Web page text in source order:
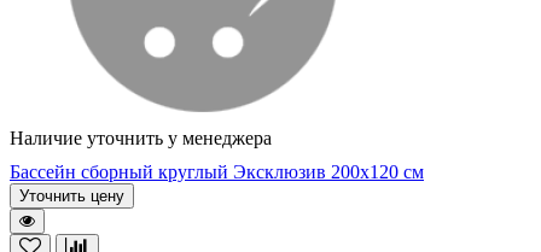
Наличие уточнить у менеджера
Бассейн сборный круглый Эксклюзив 200х120 см
Уточнить цену